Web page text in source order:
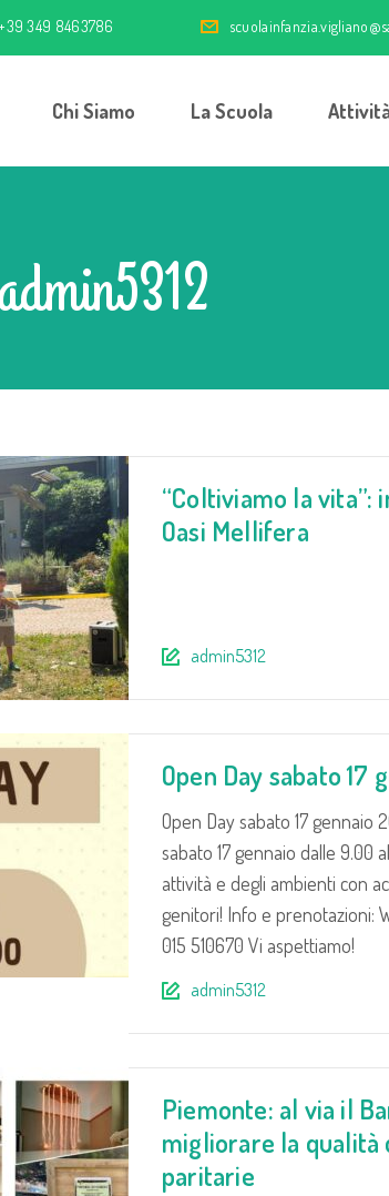
+39 349 8463786
Chi Siamo La Scuola
“Coltiviamo la vita”:
Oasi Mellifera
admin5312
Open Day sabato 17
Open Day sabato 17 gennaio
sabato 17 gennaio dalle 9.00
attività e degli ambienti con
genitori! Info e prenotazioni:
015 510670 Vi aspettiamo!
admin5312
Piemonte: al via il
migliorare la qualità
paritarie